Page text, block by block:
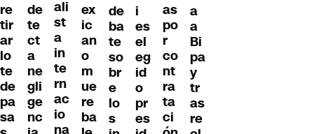
re
tir
ar
lo
te
de
pa
sa
de
te
ct
a
ne
gli
ge
nc
ali
st
a
in
te
rn
ac
io
na
ex
ic
an
o
m
ue
re
ba
de
ba
te
so
br
e
lo
s
i
es
el
eg
id
o
pr
es
as
po
r
co
nt
ra
ta
ci
a
a
Bi
pa
y
tr
as
re